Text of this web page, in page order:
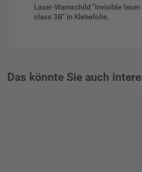
Laser-Warnschild "Invisible
class 3B" in Klebefolie.
Das könnte Sie auch